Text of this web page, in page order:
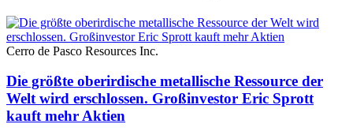
Cerro de Pasco Resources Inc.
Die größte oberirdische metallische Ressource der
Welt wird erschlossen. Großinvestor Eric Sprott
kauft mehr Aktien